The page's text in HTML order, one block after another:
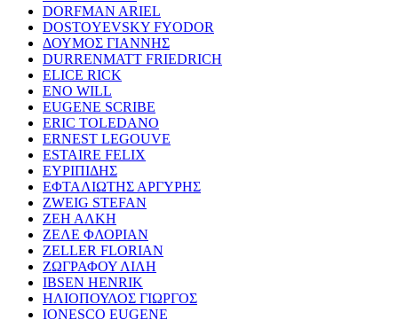
DORFMAN ARIEL
DOSTOYEVSKY FYODOR
ΔΟΥΜΟΣ ΓΙΑΝΝΗΣ
DURRENMATT FRIEDRICH
ELICE RICK
ENO WILL
EUGENE SCRIBE
ERIC TOLEDANO
ERNEST LEGOUVE
ESTAIRE FELIX
ΕΥΡΙΠΙΔΗΣ
ΕΦΤΑΛΙΩΤΗΣ ΑΡΓΥΡΗΣ
ZWEIG STEFAN
ΖΕΗ ΑΛΚΗ
ΖΕΛΕ ΦΛΟΡΙΑΝ
ZELLER FLORIAN
ΖΩΓΡΑΦΟΥ ΛΙΛΗ
IBSEN HENRIK
ΗΛΙΟΠΟΥΛΟΣ ΓΙΩΡΓΟΣ
IONESCO EUGENE